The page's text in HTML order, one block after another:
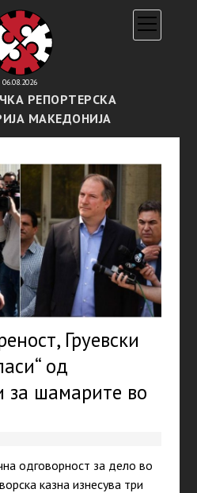
06.08.2026
РЕПОРТЕРСКА
МАКЕДОНИЈА
open
menu
Груевски
од
за шамарите во
одговорност за дело во
казна изнесува три